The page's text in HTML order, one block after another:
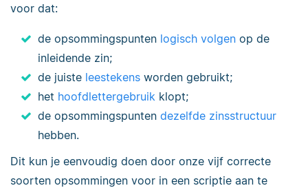
voor dat:
de opsommingspunten logisch volgen op de
inleidende zin;
de juiste leestekens worden gebruikt;
het hoofdlettergebruik klopt;
de opsommingspunten dezelfde zinsstructuur
hebben.
Dit kun je eenvoudig doen door onze vijf correcte
soorten opsommingen voor in een scriptie aan te